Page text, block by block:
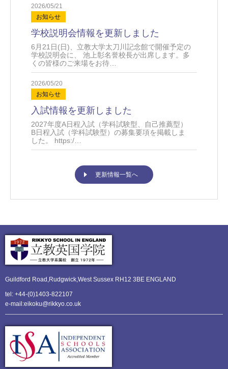
2026/05/21
お知らせ
学校説明会情報を更新しました
6月21日(日)、立教大学太刀川記念館で開催予定の
学校説明会に、 池上彰名誉校長が出席します。多
くの皆様のご来場をお待…
2026/05/20
お知らせ
入試情報を更新しました
2027年度A日程入試（学科試験型、自己推薦型）
B日程入試（学科試験型）の募集要項を掲載しま
した。 https:/…
更新情報一覧へ
Guildford Road,Rudgwick,West Sussex RH12 3BE ENGLAND
tel: +44-(0)1403-822107
e-mail:eikoku@rikkyo.co.uk